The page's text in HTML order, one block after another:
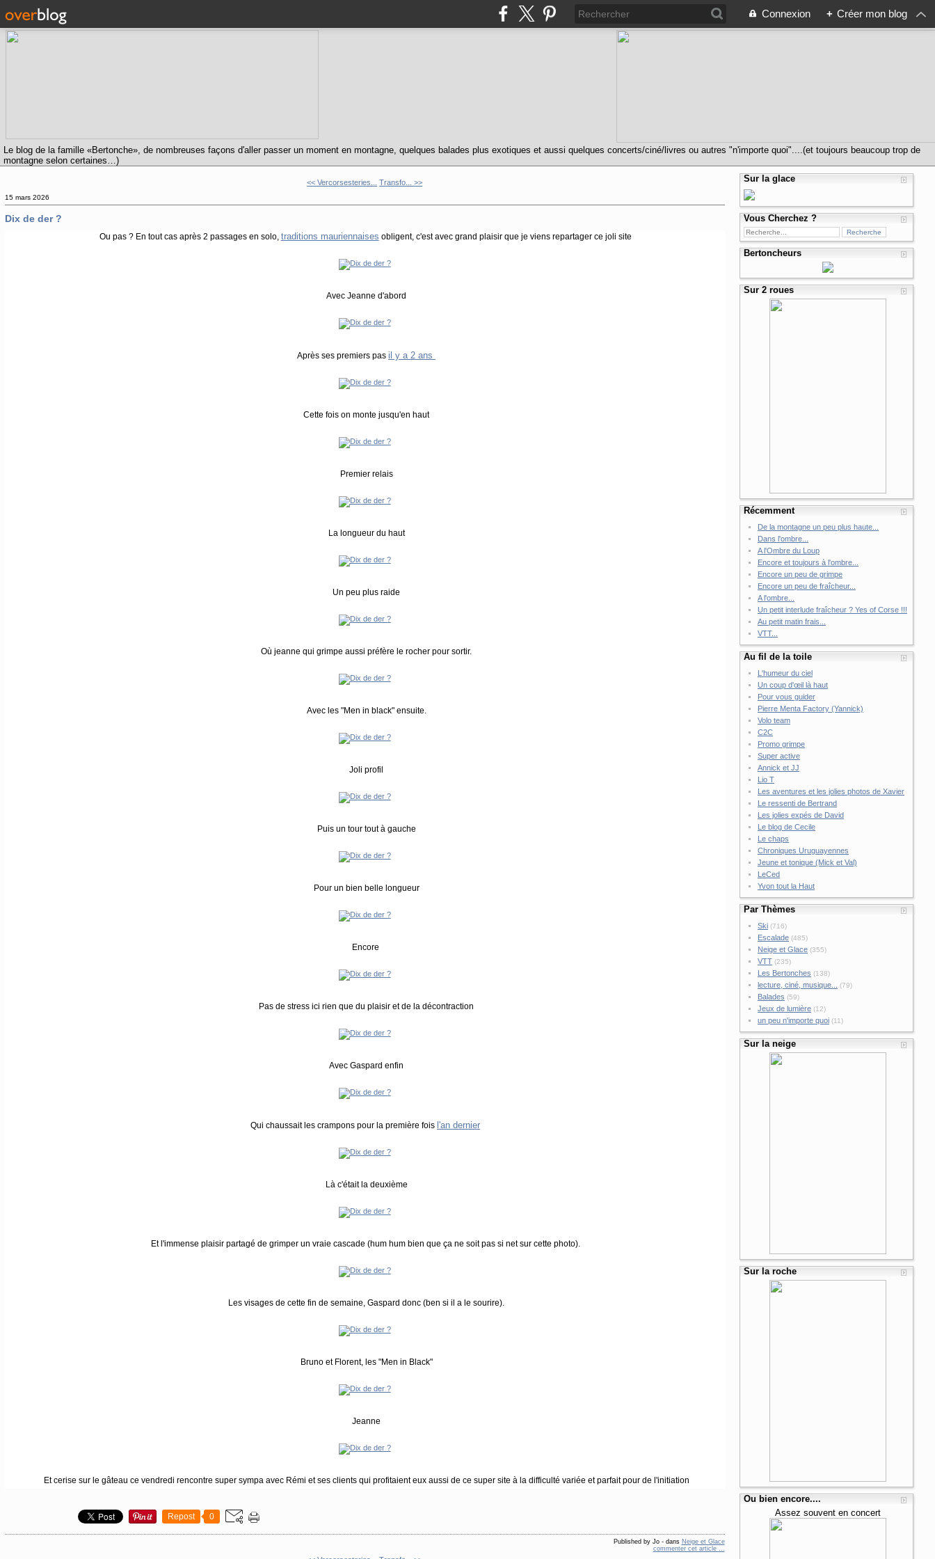
Connexion + Créer mon blog
Le blog de la famille «Bertonche», de nombreuses façons d'aller passer un moment en montagne, quelques balades plus exotiques et aussi quelques concerts/ciné/livres ou autres "n'importe quoi"....(et toujours beaucoup trop de
montagne selon certaines…)
<< Vercorsesteries... Transfo... >>
15 mars 2026
Dix de der ?
Ou pas ? En tout cas après 2 passages en solo, traditions mauriennaises obligent, c'est avec grand plaisir que je viens repartager ce joli site
Avec Jeanne d'abord
Après ses premiers pas il y a 2 ans
Cette fois on monte jusqu'en haut
Premier relais
La longueur du haut
Un peu plus raide
Où jeanne qui grimpe aussi préfère le rocher pour sortir.
Avec les "Men in black" ensuite.
Joli profil
Puis un tour tout à gauche
Pour un bien belle longueur
Encore
Pas de stress ici rien que du plaisir et de la décontraction
Avec Gaspard enfin
Qui chaussait les crampons pour la première fois l'an dernier
Là c'était la deuxième
Et l'immense plaisir partagé de grimper un vraie cascade (hum hum bien que ça ne soit pas si net sur cette photo).
Les visages de cette fin de semaine, Gaspard donc (ben si il a le sourire).
Bruno et Florent, les "Men in Black"
Jeanne
Et cerise sur le gâteau ce vendredi rencontre super sympa avec Rémi et ses clients qui profitaient eux aussi de ce super site à la difficulté variée et parfait pour de l'initiation
Repost 0
Published by Jo -dans Neige et Glace
commenter cet article …
Sur la glace
Vous Cherchez ?
Bertoncheurs
Sur 2 roues
Récemment
De la montagne un peu plus haute...
Dans l'ombre...
A l'Ombre du Loup
Encore et toujours à l'ombre...
Encore un peu de grimpe
Encore un peu de fraîcheur...
A l'ombre...
Un petit interlude fraîcheur ? Yes of Corse !!!
Au petit matin frais...
VTT...
Au fil de la toile
L'humeur du ciel
Un coup d'œil là haut
Pour vous guider
Pierre Menta Factory (Yannick)
Volo team
C2C
Promo grimpe
Super active
Annick et JJ
Lio T
Les aventures et les jolies photos de Xavier
Le ressenti de Bertrand
Les jolies expés de David
Le blog de Cecile
Le chaps
Chroniques Uruguayennes
Jeune et tonique (Mick et Val)
LeCed
Yvon tout la Haut
Par Thèmes
Ski (716)
Escalade (485)
Neige et Glace (355)
VTT (235)
Les Bertonches (138)
lecture, ciné, musique... (79)
Balades (59)
Jeux de lumière (12)
un peu n'importe quoi (11)
Sur la neige
Sur la roche
Ou bien encore....
Assez souvent en concert